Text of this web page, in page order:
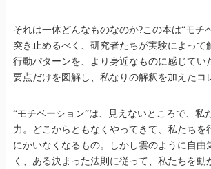
それは一体どんなものなのか?この本は“モチ
突き止めるべく、研究者たちが実験によって
行動パターンを、より身近なものに感じてい
要点だけを図解し、私なりの解釈を加えたコ
“モチベーション”は、見えないところで、私
力。どこからともなくやってきて、私たちを
にかいなくなるもの。しかし雲のように自由
く、ある決まった法則に従って、私たちを動